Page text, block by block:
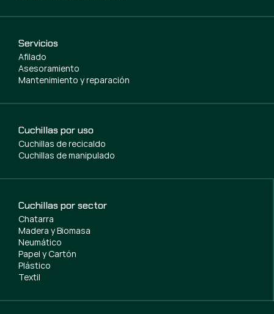
Servicios
Afilado
Asesoramiento
Mantenimiento y reparación
Cuchillas por uso
Cuchillas de recicaldo
Cuchillas de manipulado
Cuchillas por sector
Chatarra
Madera y Biomasa
Neumático
Papel y Cartón
Plástico
Textil